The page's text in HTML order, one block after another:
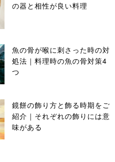
の器と相性が良い料理
魚の骨が喉に刺さった時の対
処法｜料理時の魚の骨対策4
つ
鏡餅の飾り方と飾る時期をご
紹介｜それぞれの飾りには意
味がある